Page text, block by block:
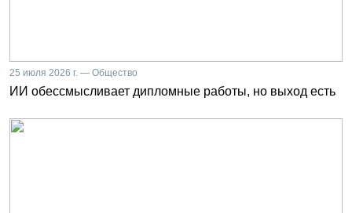
25 июля 2026 г. — Общество
ИИ обессмысливает дипломные работы, но выход есть